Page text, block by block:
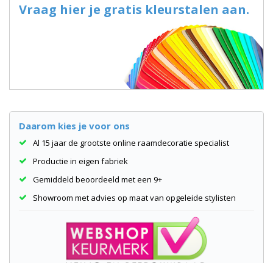
Vraag hier je gratis kleurstalen aan.
Daarom kies je voor ons
Al 15 jaar de grootste online raamdecoratie specialist
Productie in eigen fabriek
Gemiddeld beoordeeld met een 9+
Showroom met advies op maat van opgeleide stylisten